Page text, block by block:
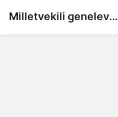
Milletvekili genelevde